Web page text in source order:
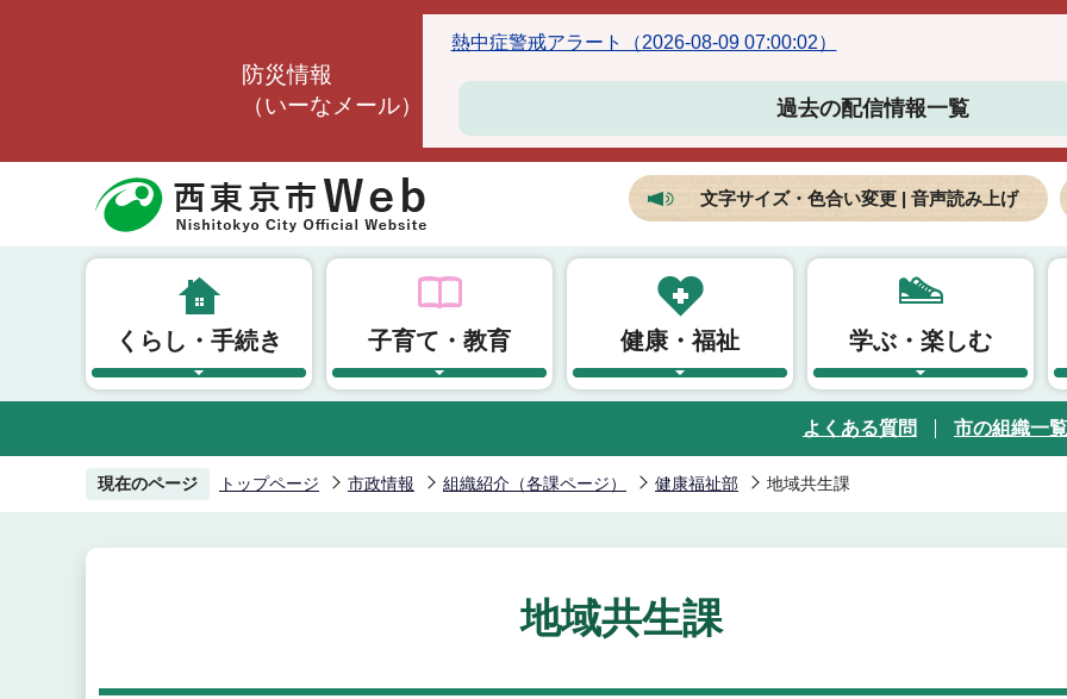
防災情報
（いーなメール）
熱中症警戒アラート（2026-08-09 07:00:02）
過去の配信情報一覧
文字サイズ・色合い変更 | 音声読み上げ
くらし・手続き 子育て・教育 健康・福祉 学ぶ・楽しむ
よくある質問 市の組織一覧
現在のページ トップページ 市政情報 組織紹介（各課ページ） 健康福祉部 地域共生課
地域共生課